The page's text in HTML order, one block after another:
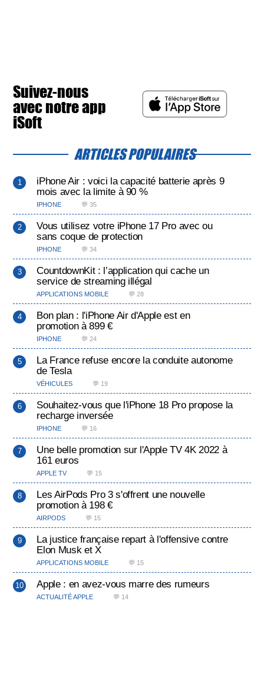
Suivez-nous
avec notre app
iSoft
ARTICLES POPULAIRES
iPhone Air : voici la capacité batterie après 9
mois avec la limite à 90 %
IPHONE 💬 35
Vous utilisez votre iPhone 17 Pro avec ou
sans coque de protection
IPHONE 💬 34
CountdownKit : l’application qui cache un
service de streaming illégal
APPLICATIONS MOBILE 💬 28
Bon plan : l'iPhone Air d'Apple est en
promotion à 899 €
IPHONE 💬 24
La France refuse encore la conduite autonome
de Tesla
VÉHICULES 💬 19
Souhaitez-vous que l'iPhone 18 Pro propose la
recharge inversée
IPHONE 💬 16
Une belle promotion sur l'Apple TV 4K 2022 à
161 euros
APPLE TV 💬 15
Les AirPods Pro 3 s'offrent une nouvelle
promotion à 198 €
AIRPODS 💬 15
La justice française repart à l'offensive contre
Elon Musk et X
APPLICATIONS MOBILE 💬 15
Apple : en avez-vous marre des rumeurs
ACTUALITÉ APPLE 💬 14